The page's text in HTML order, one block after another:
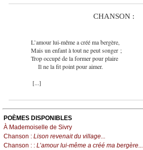
CHANSON :
L’amour lui-même a créé ma bergère,
Mais un enfant à tout ne peut songer ;
Trop occupé de la former pour plaire
Il ne la fit point pour aimer.
[...]
POÈMES DISPONIBLES
À Mademoiselle de Sivry
Chanson : Lison revenait du village...
Chanson : : L’amour lui-même a créé ma bergère...